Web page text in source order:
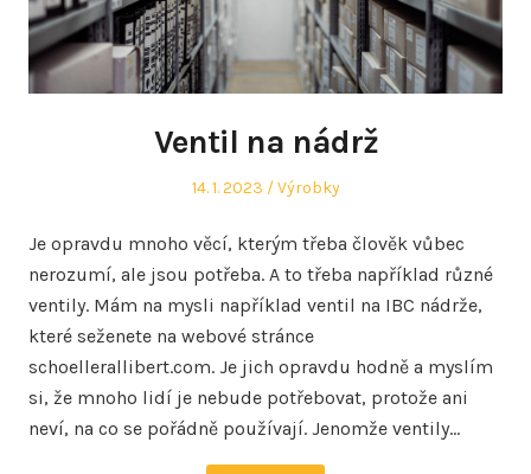
Ventil na nádrž
Posted
14. 1. 2023
Posted
Výrobky
Je opravdu mnoho věcí, kterým třeba člověk vůbec
nerozumí, ale jsou potřeba. A to třeba například různé
ventily. Mám na mysli například ventil na IBC nádrže,
které seženete na webové stránce
schoellerallibert.com. Je jich opravdu hodně a myslím
si, že mnoho lidí je nebude potřebovat, protože ani
neví, na co se pořádně používají. Jenomže ventily…